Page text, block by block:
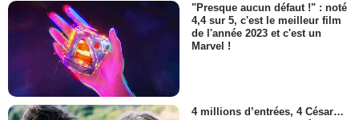
"Presque aucun défaut !" : noté
4,4 sur 5, c'est le meilleur film
de l'année 2023 et c'est un
Marvel !
4 millions d’entrées, 4 César…